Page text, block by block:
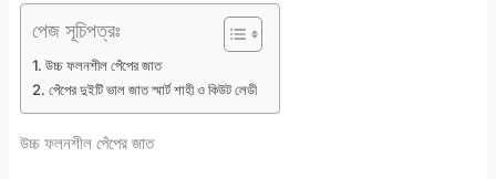
পেজ সূচিপত্রঃ
উচ্চ ফলনশীল পেঁপের জাত
পেঁপের দুইটি ভাল জাত স্মার্ট শাহী ও কিউট লেডী
উচ্চ ফলনশীল পেঁপের জাত